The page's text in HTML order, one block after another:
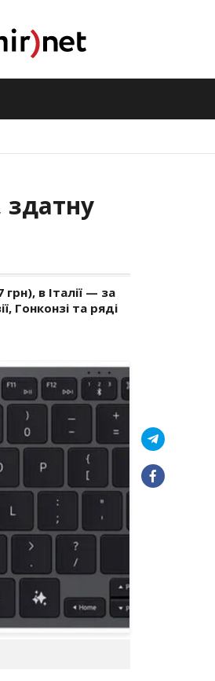
здатну
в Італії — за
Гонконзі та ряді